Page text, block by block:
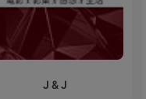
J & J